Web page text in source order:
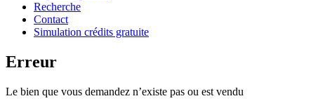
Recherche
Contact
Simulation crédits gratuite
Erreur
Le bien que vous demandez n’existe pas ou est vendu